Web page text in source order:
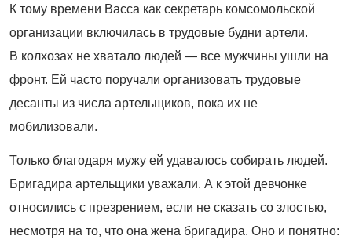
К тому времени Васса как секретарь комсомольской
организации включилась в трудовые будни артели.
В колхозах не хватало людей — все мужчины ушли на
фронт. Ей часто поручали организовать трудовые
десанты из числа артельщиков, пока их не
мобилизовали.
Только благодаря мужу ей удавалось собирать людей.
Бригадира артельщики уважали. А к этой девчонке
относились с презрением, если не сказать со злостью,
несмотря на то, что она жена бригадира. Оно и понятно: